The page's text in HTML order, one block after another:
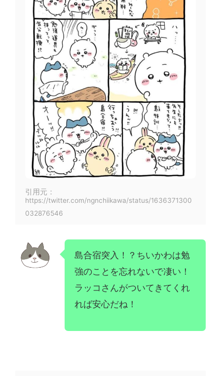
引用元：
https://twitter.com/ngnchiikawa/status/1636371300
032876546
島合宿突入！？ちいかわは勉
強のことを忘れないで凄い！
ラッコさんがついてきてくれ
れば安心だね！